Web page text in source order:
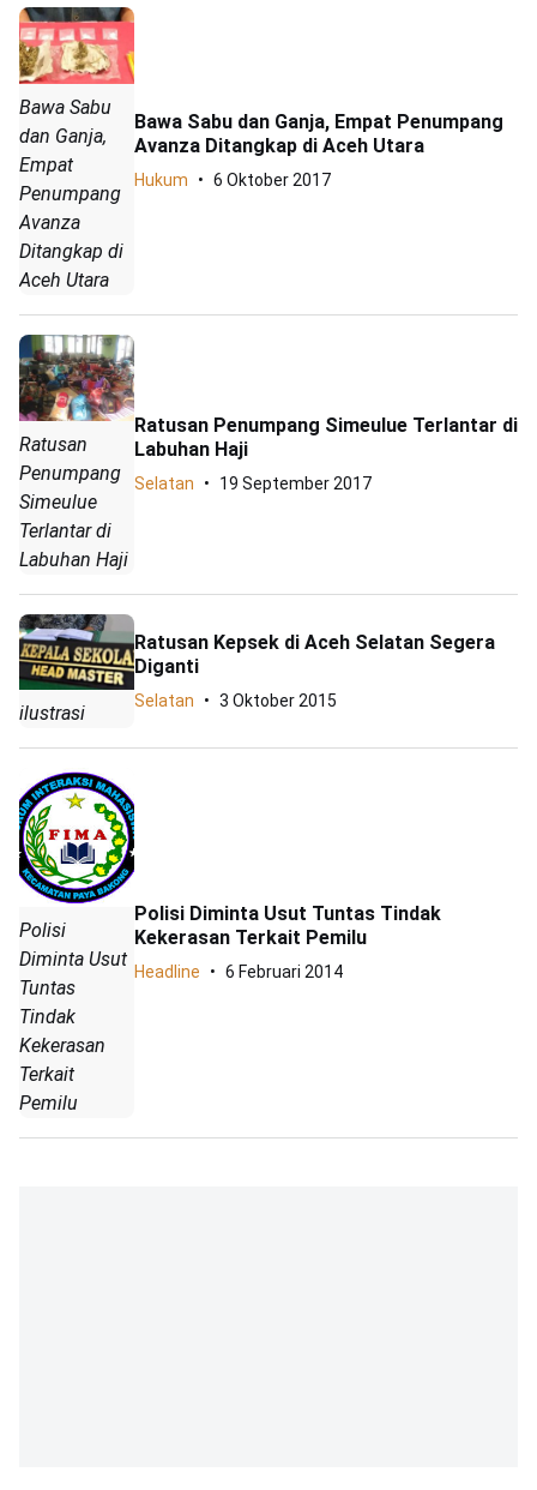
Bawa Sabu
dan Ganja,
Empat
Penumpang
Avanza
Ditangkap di
Aceh Utara
Bawa Sabu dan Ganja, Empat Penumpang
Avanza Ditangkap di Aceh Utara
Hukum 6 Oktober 2017
Ratusan
Penumpang
Simeulue
Terlantar di
Labuhan Haji
Ratusan Penumpang Simeulue Terlantar di
Labuhan Haji
Selatan 19 September 2017
ilustrasi
Ratusan Kepsek di Aceh Selatan Segera
Diganti
Selatan 3 Oktober 2015
Polisi
Diminta Usut
Tuntas
Tindak
Kekerasan
Terkait
Pemilu
Polisi Diminta Usut Tuntas Tindak
Kekerasan Terkait Pemilu
Headline 6 Februari 2014